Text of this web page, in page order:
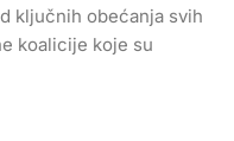
ključnih obećanja svih
koalicije koje su